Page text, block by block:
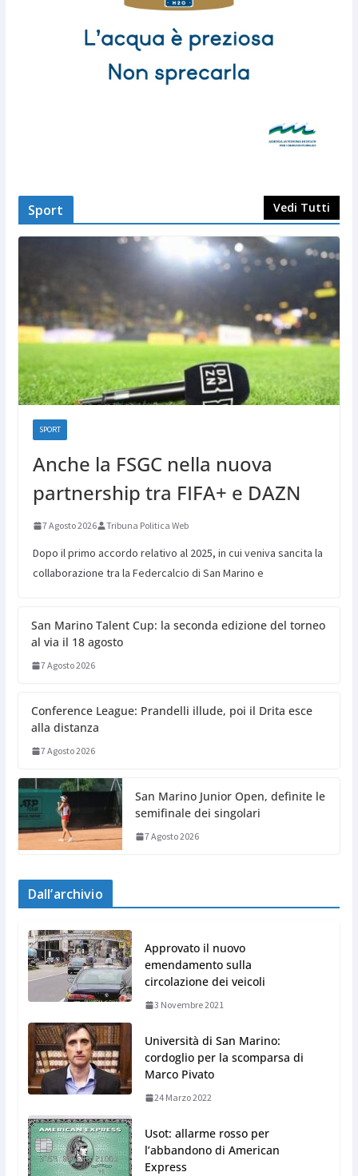
Sport Vedi Tutti
SPORT
Anche la FSGC nella nuova
partnership tra FIFA+ e DAZN
7 Agosto 2026 Tribuna Politica Web
Dopo il primo accordo relativo al 2025, in cui veniva sancita la
collaborazione tra la Federcalcio di San Marino e
San Marino Talent Cup: la seconda edizione del torneo
al via il 18 agosto
7 Agosto 2026
Conference League: Prandelli illude, poi il Drita esce
alla distanza
7 Agosto 2026
San Marino Junior Open, definite le
semifinale dei singolari
7 Agosto 2026
Dall’archivio
Approvato il nuovo
emendamento sulla
circolazione dei veicoli
3 Novembre 2021
Università di San Marino:
cordoglio per la scomparsa di
Marco Pivato
24 Marzo 2022
Usot: allarme rosso per
l’abbandono di American
Express